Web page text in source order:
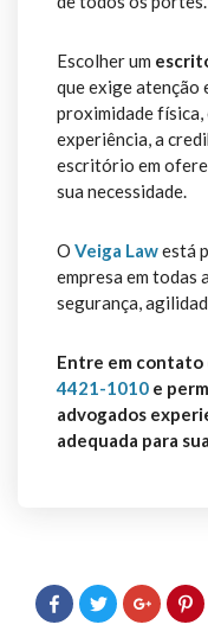
Escolher um
que exige atenção
proximidade
experiência, a
escritório em
sua necessidade.
O Veiga Lawestá
empresa em todas
segurança,
Entre em contato
4421-1010 e
advogados
adequada para